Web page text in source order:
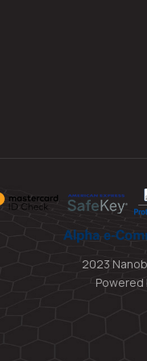
2023
Powered